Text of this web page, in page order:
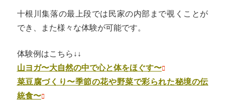
十根川集落の最上段では民家の内部まで覗くことが
でき、また様々な体験が可能です。
体験例はこちら↓↓
山ヨガ〜大自然の中で心と体をほぐす〜
菜豆腐づくり〜季節の花や野菜で彩られた秘境の伝
統食〜